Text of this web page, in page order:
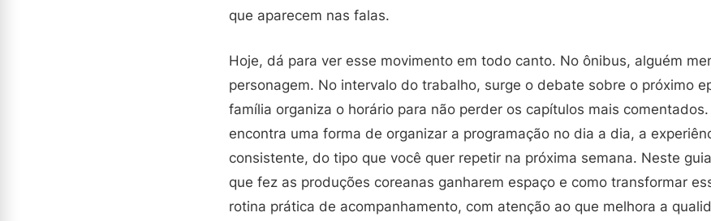
que aparecem nas falas.
Hoje, dá para ver esse movimento em todo canto. No ônibus, alguém
personagem. No intervalo do trabalho, surge o debate sobre o próximo
família organiza o horário para não perder os capítulos mais
encontra uma forma de organizar a programação no dia a dia, a
consistente, do tipo que você quer repetir na próxima semana. Neste
que fez as produções coreanas ganharem espaço e como transformar
rotina prática de acompanhamento, com atenção ao que melhora a